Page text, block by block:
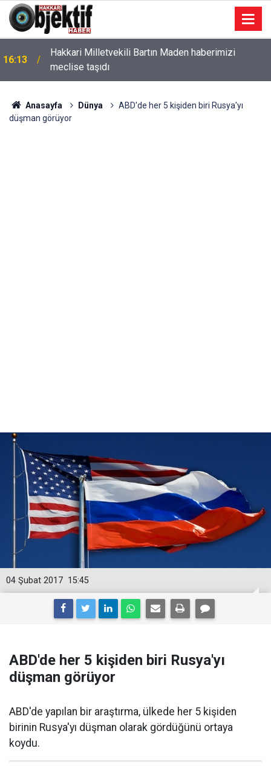
16:13
Hakkari Milletvekili Bartın Maden haberimizi
meclise taşıdı
Anasayfa Dünya
ABD'de her 5 kişiden biri Rusya'yı
düşman görüyor
15:45
04 Şubat 2017
ABD'de her 5 kişiden biri Rusya'yı
düşman görüyor
ABD'de yapılan bir araştırma, ülkede her 5 kişiden
birinin Rusya'yı düşman olarak gördüğünü ortaya
koydu.